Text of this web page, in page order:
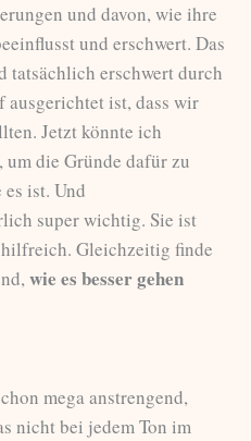
und davon, wie ihre
und erschwert. Das
tatsächlich erschwert durch
ausgerichtet ist, dass wir
Jetzt könnte ich
die Gründe dafür zu
ist. Und
super wichtig. Sie ist
Gleichzeitig finde
wie es besser gehen
mega anstrengend,
nicht bei jedem Ton im